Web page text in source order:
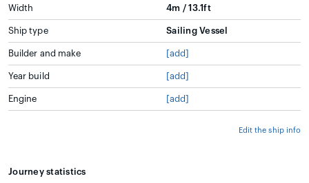
Width 4m / 13.1ft
Ship type Sailing Vessel
Builder and make [add]
Year build [add]
Engine [add]
Edit the ship info
Journey statistics